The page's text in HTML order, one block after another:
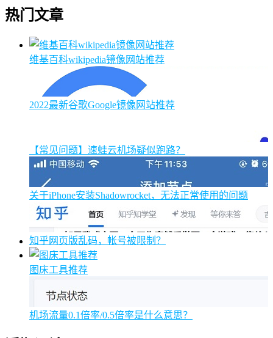
热门文章
维基百科wikipedia镜像网站推荐
2022最新谷歌Google镜像网站推荐
【常见问题】速蛙云机场疑似跑路？
关于iPhone安装Shadowrocket，无法正常使用的问题
知乎网页版乱码，帐号被限制？
图床工具推荐
机场流量0.1倍率/0.5倍率是什么意思？